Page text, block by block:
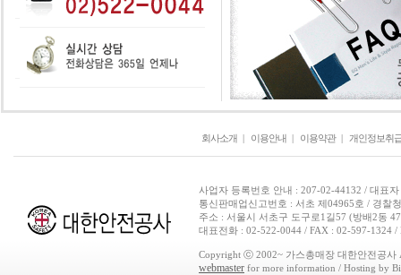
회사소개 | 이용안내 | 이용약관| 개인정보취
사업자 등록번호 안내 : 207-02-44132 / 대표
통신판매업신고번호 : 서초 제04965호 / 경찰
주소 : 서울시 서초구 도구로1길57 (방배2동
대표전화 : 02-522-0044 / FAX : 02-597-1324 /
Copyright ⓒ 2002~ 가스총매장 대한안전공사
webmaster for more information / Hosting by